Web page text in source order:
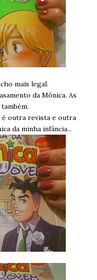
mais legal.
da Mônica. As
é outra revista e outra
da minha infância...